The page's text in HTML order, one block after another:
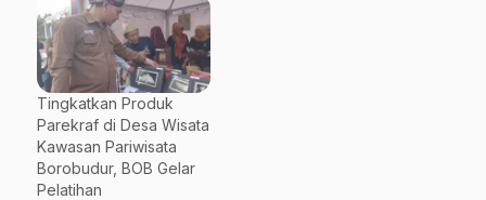
Tingkatkan Produk
Parekraf di Desa Wisata
Kawasan Pariwisata
Borobudur, BOB Gelar
Pelatihan